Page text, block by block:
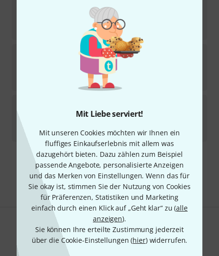
Mit Liebe serviert!
Mit unseren Cookies möchten wir Ihnen ein
fluffiges Einkaufserlebnis mit allem was
dazugehört bieten. Dazu zählen zum Beispiel
passende Angebote, personalisierte Anzeigen
und das Merken von Einstellungen. Wenn das für
Sie okay ist, stimmen Sie der Nutzung von Cookies
für Präferenzen, Statistiken und Marketing
einfach durch einen Klick auf „Geht klar“ zu (alle
anzeigen).
Sie können Ihre erteilte Zustimmung jederzeit
über die Cookie-Einstellungen (hier) widerrufen.
1
Sofort lieferbar
Ovation Diamond Grip Standard 1.60 OBL
Sofort lieferbar
7,90€
Kostenloser Versand ab 29 €
Alle Preise inkl. MwSt.
Gefällt Ihnen, was Sie sehen?
Teilen